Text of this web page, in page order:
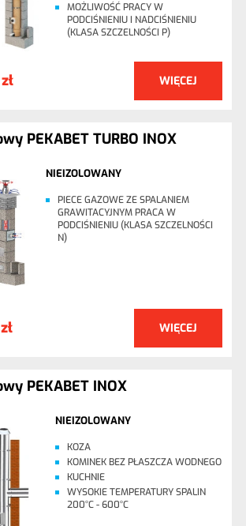
MOŻLIWOŚĆ PRACY W
PODCIŚNIENIU I NADCIŚNIENIU
(KLASA SZCZELNOŚCI P)
WIĘCEJ
PEKABET TURBO INOX
NIEIZOLOWANY
PIECE GAZOWE ZE SPALANIEM
GRAWITACYJNYM PRACA W
PODCIŚNIENIU (KLASA SZCZELNOŚCI
N)
WIĘCEJ
PEKABET INOX
NIEIZOLOWANY
KOZA
KOMINEK BEZ PŁASZCZA WODNEGO
KUCHNIE
WYSOKIE TEMPERATURY SPALIN
200°C - 600°C